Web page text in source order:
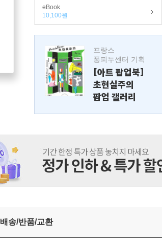
eBook
10,100원
프랑스
퐁피두센터 기획
[아트 팝업북]
초현실주의
팝업 갤러리
배송/반품/교환